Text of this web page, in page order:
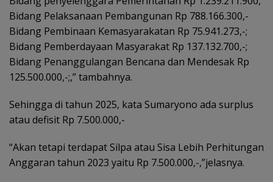
Bidang Pelaksanaan Pembangunan Rp 788.166.300,-
Bidang Pembinaan Kemasyarakatan Rp 75.941.273,-;
Bidang Pemberdayaan Masyarakat Rp 137.132.700,-;
Bidang Penanggulangan Bencana dan Mendesak Rp
125.500.000,-;,” tambahnya.
Sehingga di tahun 2025, kata Sumaryono ada surplus
atau defisit Rp 7.500.000,-
“Akan tetapi terdapat Silpa atau Sisa Lebih Perhitungan
Anggaran tahun 2023 yaitu Rp 7.500.000,-,”jelasnya.